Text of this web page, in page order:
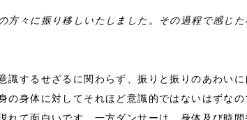
方々に振り移しいたしました。その過程で感じ
識するせざるに関わらず、振りと振りのあわい
の身体に対してそれほど意識的ではないはずな